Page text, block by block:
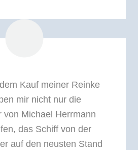
Kauf meiner Reinke
mir nicht nur die
von Michael Herrmann
das Schiff von der
auf den neusten Stand